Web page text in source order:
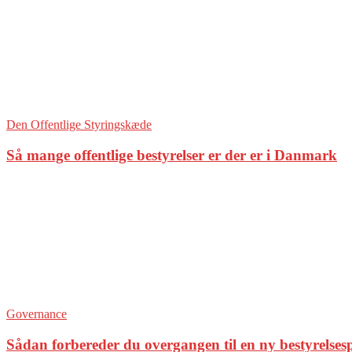
Den Offentlige Styringskæde
Så mange offentlige bestyrelser er der er i Danmark
Governance
Sådan forbereder du overgangen til en ny